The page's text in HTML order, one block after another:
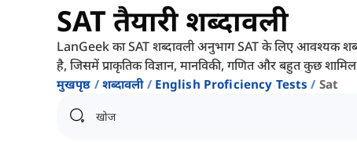
SAT तैयारी शब्दावली
LanGeek का SAT शब्दावली अनुभाग SAT के लिए आवश्यक
है, जिसमें प्राकृतिक विज्ञान, मानविकी, गणित और बहुत कुछ
मुखपृष्ठ शब्दावली English Proficiency Tests Sat